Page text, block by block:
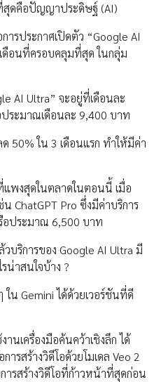
ดคือปัญญาประดิษฐ์ (AI)
รประกาศเปิดตัว “Google AI
ดือนที่ครอบคลุมที่สุด ในกลุ่ม
AI Ultra” จะอยู่ที่เดือนละ
ระมาณเดือนละ 9,400 บาท
50% ใน 3 เดือนแรก ทำให้มีค่า
พงสุดในตลาดในตอนนี้ เมื่อ
ChatGPT Pro ซึ่งมีค่าบริการ
อประมาณ 6,500 บาท
บริการของ Google AI Ultra มี
น่าสนใจบ้าง ?
ใน Gemini ได้ด้วยเวอร์ชันที่ดี
านเครื่องมือค้นคว้าเชิงลึก ได้
ารสร้างวิดีโอด้วยโมเดล Veo 2
ารสร้างวิดีโอที่ก้าวหน้าที่สุดก่อน